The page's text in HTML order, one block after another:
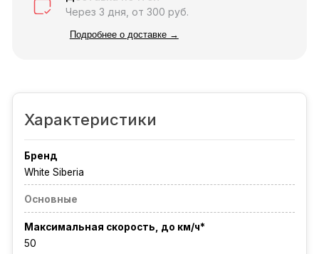
Через 3 дня, от 300 руб.
Подробнее о доставке →
Характеристики
Бренд
White Siberia
Основные
Максимальная скорость, до км/ч*
50